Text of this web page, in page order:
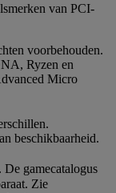
van PCI-
voorbehouden.
Ryzen en
Micro
beschikbaarheid.
gamecatalogus
Zie